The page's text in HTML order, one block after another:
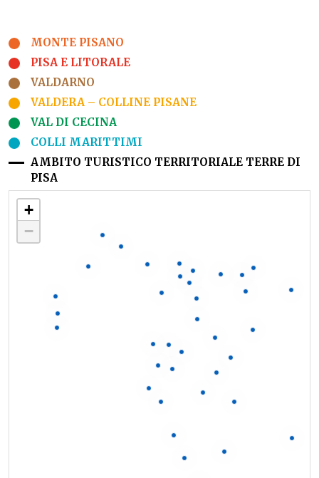
MONTE PISANO
PISA E LITORALE
VALDARNO
VALDERA – COLLINE PISANE
VAL DI CECINA
COLLI MARITTIMI
AMBITO TURISTICO TERRITORIALE TERRE DI
PISA
+
−